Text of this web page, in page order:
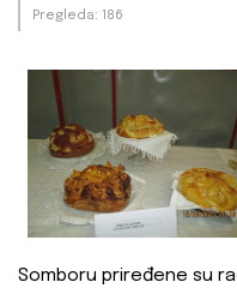
Pregleda: 186
Somboru priređene su